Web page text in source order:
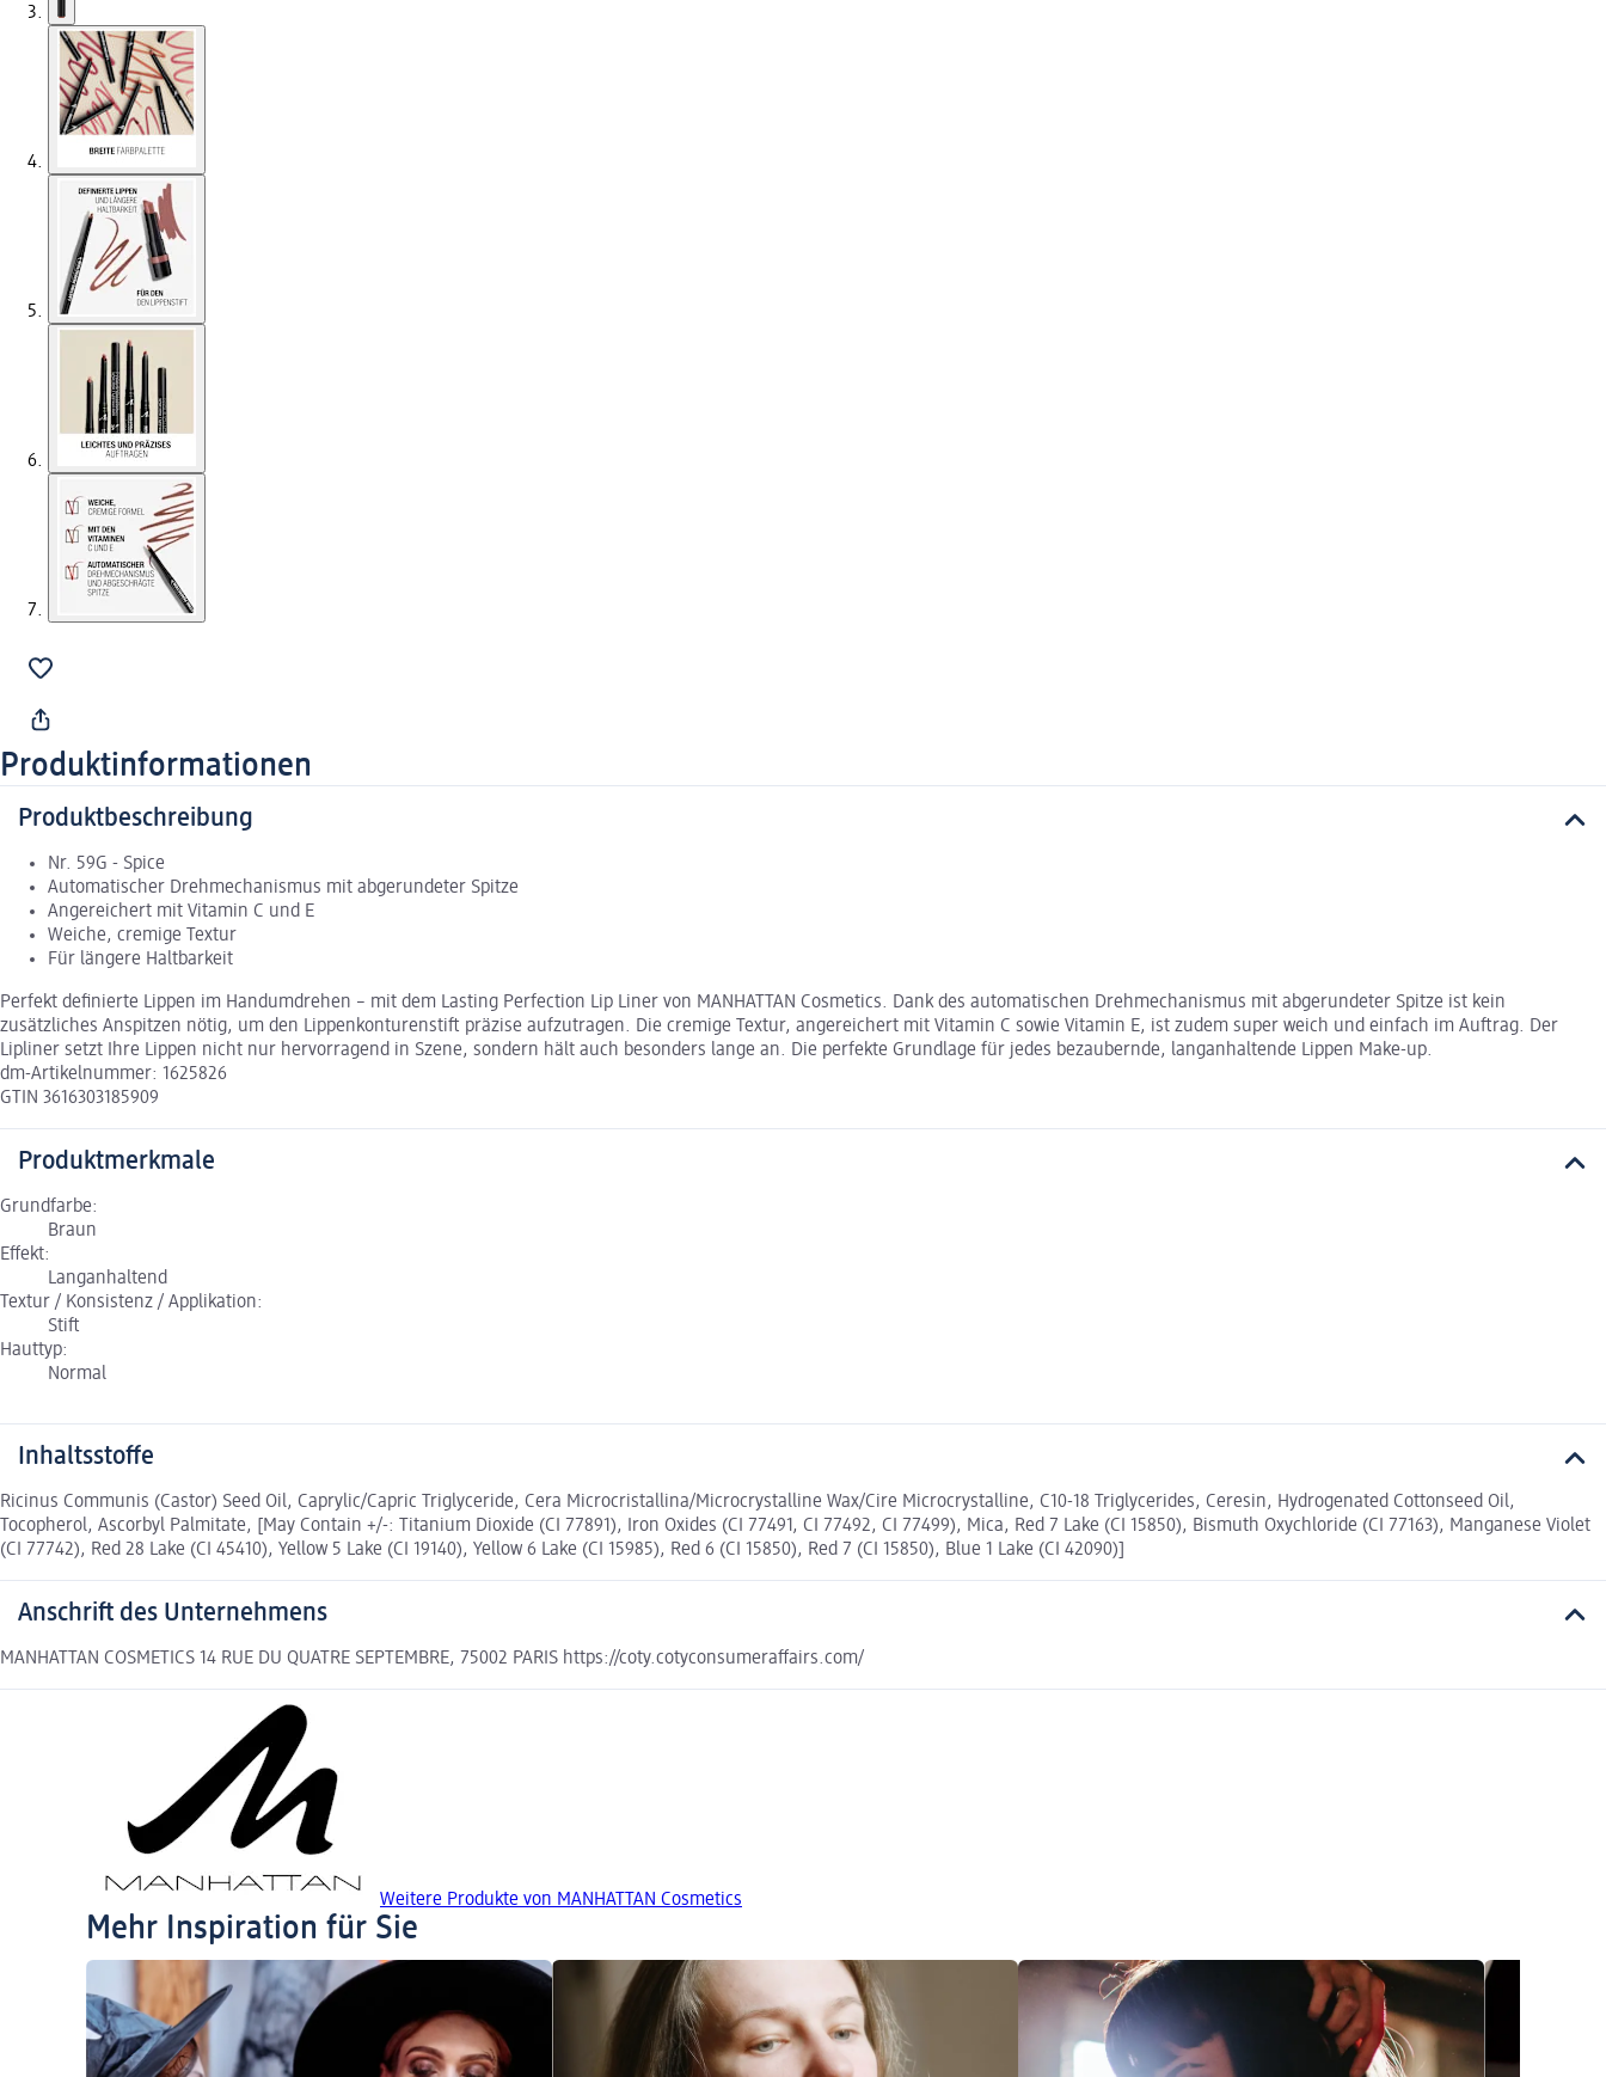
Produktinformationen
Produktbeschreibung
Nr. 59G - Spice
Automatischer Drehmechanismus mit abgerundeter Spitze
Angereichert mit Vitamin C und E
Weiche, cremige Textur
Für längere Haltbarkeit
Perfekt definierte Lippen im Handumdrehen – mit dem Lasting Perfection Lip Liner von MANHATTAN Cosmetics. Dank des automatischen Drehmechanismus mit abgerundeter Spitze ist kein
zusätzliches Anspitzen nötig, um den Lippenkonturenstift präzise aufzutragen. Die cremige Textur, angereichert mit Vitamin C sowie Vitamin E, ist zudem super weich und einfach im Auftrag. Der
Lipliner setzt Ihre Lippen nicht nur hervorragend in Szene, sondern hält auch besonders lange an. Die perfekte Grundlage für jedes bezaubernde, langanhaltende Lippen Make-up.
dm-Artikelnummer: 1625826
GTIN 3616303185909
Produktmerkmale
Grundfarbe:
Braun
Effekt:
Langanhaltend
Textur / Konsistenz / Applikation:
Stift
Hauttyp:
Normal
Inhaltsstoffe
Ricinus Communis (Castor) Seed Oil, Caprylic/Capric Triglyceride, Cera Microcristallina/Microcrystalline Wax/Cire Microcrystalline, C10-18 Triglycerides, Ceresin, Hydrogenated Cottonseed Oil,
Tocopherol, Ascorbyl Palmitate, [May Contain +/-: Titanium Dioxide (CI 77891), Iron Oxides (CI 77491, CI 77492, CI 77499), Mica, Red 7 Lake (CI 15850), Bismuth Oxychloride (CI 77163), Manganese Violet
(CI 77742), Red 28 Lake (CI 45410), Yellow 5 Lake (CI 19140), Yellow 6 Lake (CI 15985), Red 6 (CI 15850), Red 7 (CI 15850), Blue 1 Lake (CI 42090)]
Anschrift des Unternehmens
MANHATTAN COSMETICS 14 RUE DU QUATRE SEPTEMBRE, 75002 PARIS https://coty.cotyconsumeraffairs.com/
Weitere Produkte von MANHATTAN Cosmetics
Mehr Inspiration für Sie